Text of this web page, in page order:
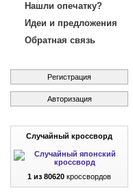
Нашли опечатку?
Идеи и предложения
Обратная связь
Регистрация
Авторизация
Случайный кроссворд
1 из 80620 кроссвордов